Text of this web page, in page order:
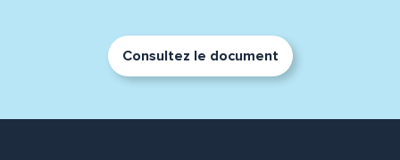
Consultez le document